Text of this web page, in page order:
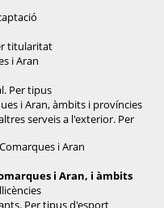
titularitat
i Aran
Per tipus
i Aran, àmbits i províncies
serveis a l'exterior. Per
i Aran
i Aran, i àmbits
Per tipus d'esport